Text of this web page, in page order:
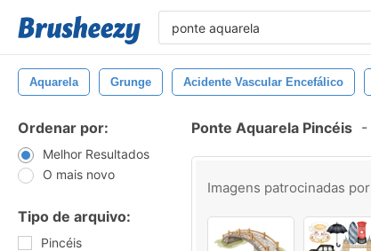
Aquarela Grunge Acidente Vascular Encefálico
Ordenar por:
Melhor Resultados
O mais novo
Tipo de arquivo:
Pincéis
Ponte Aquarela Pincéis -
Imagens patrocinadas por